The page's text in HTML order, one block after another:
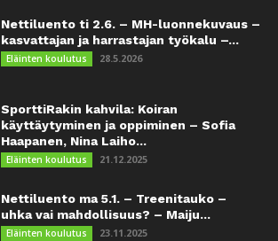
Nettiluento ti 2.6. – MH-luonnekuvaus –
kasvattajan ja harrastajan työkalu –...
Eläinten koulutus 28.5.2026
SporttiRakin kahvila: Koiran
käyttäytyminen ja oppiminen – Sofia
Haapanen, Nina Laiho...
Eläinten koulutus 21.12.2025
Nettiluento ma 5.1. – Treenitauko –
uhka vai mahdollisuus? – Maiju...
Eläinten koulutus 23.11.2025